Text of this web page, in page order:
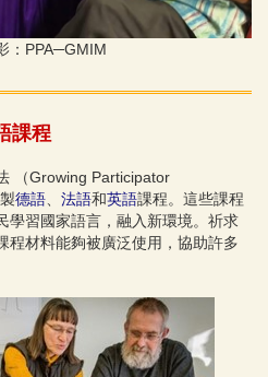
：PPA─GMIM
課程
（Growing Participator
德語 法語和英語課程。這些課程
學習國家語言，融入新環境。祈求
程材料能夠被廣泛使用，協助許多